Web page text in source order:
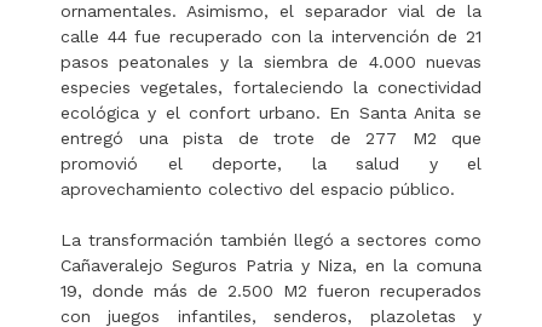
ornamentales. Asimismo, el separador vial de la
calle 44 fue recuperado con la intervención de 21
pasos peatonales y la siembra de 4.000 nuevas
especies vegetales, fortaleciendo la conectividad
ecológica y el confort urbano. En Santa Anita se
entregó una pista de trote de 277 M2 que
promovió el deporte, la salud y el
aprovechamiento colectivo del espacio público.
La transformación también llegó a sectores como
Cañaveralejo Seguros Patria y Niza, en la comuna
19, donde más de 2.500 M2 fueron recuperados
con juegos infantiles, senderos, plazoletas y